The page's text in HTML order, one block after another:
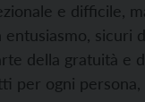
e difficile,
sicuri
della gratuità e
per ogni